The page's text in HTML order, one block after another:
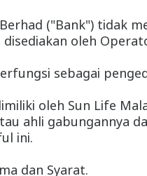
("Bank") tidak
oleh
sebagai
oleh Sun Life
ahli gabungannya
ini.
dan Syarat.